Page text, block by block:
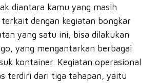
diantara kamu yang masih
dengan kegiatan bongkar
yang satu ini, bisa dilakukan
yang mengantarkan berbagai
kontainer. Kegiatan operasional
terdiri dari tiga tahapan, yaitu